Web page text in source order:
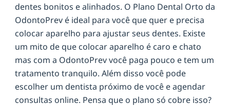
dentes bonitos e alinhados. O Plano Dental Orto da
OdontoPrev é ideal para você que quer e precisa
colocar aparelho para ajustar seus dentes. Existe
um mito de que colocar aparelho é caro e chato
mas com a OdontoPrev você paga pouco e tem um
tratamento tranquilo. Além disso você pode
escolher um dentista próximo de você e agendar
consultas online. Pensa que o plano só cobre isso?